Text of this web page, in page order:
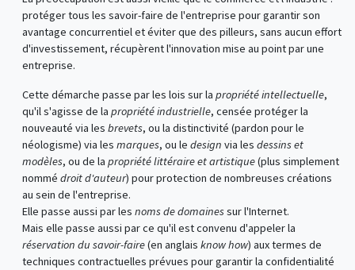
protéger tous les savoir-faire de l'entreprise pour garantir son
avantage concurrentiel et éviter que des pilleurs, sans aucun effort
d'investissement, récupèrent l'innovation mise au point par une
entreprise.
Cette démarche passe par les lois sur la propriété intellectuelle,
qu'il s'agisse de la propriété industrielle, censée protéger la
nouveauté via les brevets, ou la distinctivité (pardon pour le
néologisme) via les marques, ou le design via les dessins et
modèles, ou de la propriété littéraire et artistique(plus simplement
nommé droit d'auteur) pour protection de nombreuses créations
au sein de l'entreprise.
Elle passe aussi par les noms de domaines sur l'Internet.
Mais elle passe aussi par ce qu'il est convenu d'appeler la
réservation du savoir-faire(en anglais know how) aux termes de
techniques contractuelles prévues pour garantir la confidentialité